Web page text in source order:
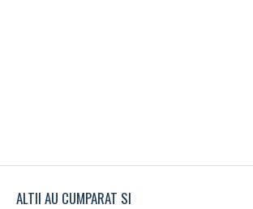
ALTII AU CUMPARAT SI